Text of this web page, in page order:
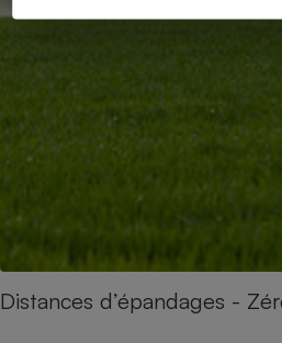
Distances d’épandages -